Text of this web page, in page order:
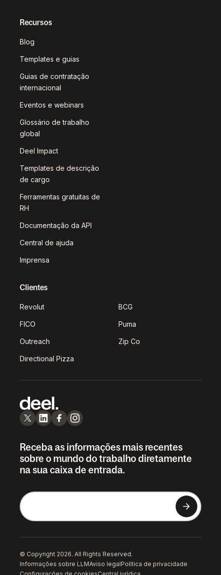
Recursos
Blog
Templates e guias
Guias de contratação
internacional
Eventos e webinars
Glossário de trabalho
global
Deel Impact
Templates de descrição
de cargo
Ferramentas gratuitas de
RH
Documentação da API
Central de ajuda
Imprensa
Clientes
Revolut BCG
FICO Puma
Outreach Zip Co
Directional Pizza
Receba as informações mais recentes
sobre o mundo do trabalho diretamente
na sua caixa de entrada.
© Copyright 2026. All Rights Reserved.
Informações sobre LLMAviso legalPolítica de privacidade